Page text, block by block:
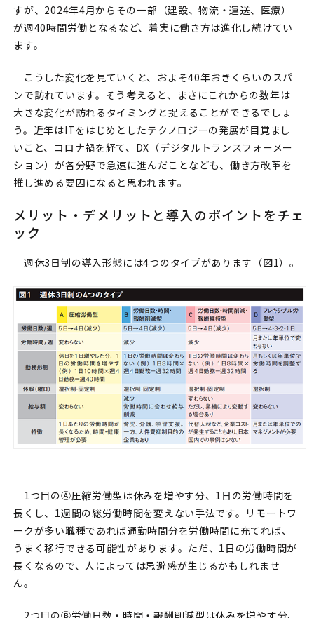
すが、2024年4月からその一部（建設、物流・運送、医療）
が週40時間労働となるなど、着実に働き方は進化し続けてい
ます。
こうした変化を見ていくと、およそ40年おきくらいのスパ
ンで訪れています。そう考えると、まさにこれからの数年は
大きな変化が訪れるタイミングと捉えることができるでしょ
う。近年はITをはじめとしたテクノロジーの発展が目覚まし
いこと、コロナ禍を経て、DX（デジタルトランスフォーメー
ション）が各分野で急速に進んだことなども、働き方改革を
推し進める要因になると思われます。
メリット・デメリットと導入のポイントをチェ
ック
週休3日制の導入形態には4つのタイプがあります（図1）。
1つ目のⒶ圧縮労働型は休みを増やす分、1日の労働時間を
長くし、1週間の総労働時間を変えない手法です。リモートワ
ークが多い職種であれば通勤時間分を労働時間に充てれば、
うまく移行できる可能性があります。ただ、1日の労働時間が
長くなるので、人によっては忌避感が生じるかもしれませ
ん。
2つ目のⒷ労働日数・時間・報酬削減型は休みを増やす分、